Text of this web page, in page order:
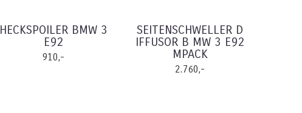
HECKSPOILER BMW 3
E92
910,-
SEITENSCHWELLER D
IFFUSOR B MW 3 E92
MPACK
2.760,-